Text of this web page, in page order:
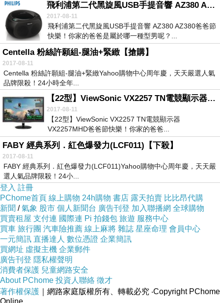
飛利浦第二代黑旋風USB手提音響 AZ380 AZ380【獨家優惠】
2017-08-11
飛利浦第二代黑旋風USB手提音響 AZ380 AZ380爸爸節
快樂！你家的爸爸是屬於哪一種型男呢？...
Centella 粉絲許願組-腿油+緊緻【搶購】
2017-08-11
Centella 粉絲許願組-腿油+緊緻Yahoo購物中心周年慶，天天嚴選人氣
品牌限殺！24小時全年...
【22型】ViewSonic VX2257 TN電競顯示器 VX2257MHD【獨家優惠】
2017-08-11
【22型】ViewSonic VX2257 TN電競顯示器
VX2257MHD爸爸節快樂！你家的爸爸...
FABY 經典系列．紅色爆發力(LCF011)【下殺】
2017-08-11
FABY 經典系列．紅色爆發力(LCF011)Yahoo購物中心周年慶，天天嚴
選人氣品牌限殺！24小...
登入 註冊
PChome首頁 線上購物 24h購物 書店 露天拍賣 比比昂代購
新聞 /氣象 股市 個人新聞台 廣告刊登 加入聯播網 全球購物
買賣租屋 支付連 國際連 Pi 拍錢包 旅遊 服務中心
買車 旅行團 汽車險推薦 線上麻將 雜誌 星座命理 會員中心
一元簡訊 直播達人 數位憑證 企業簡訊
買網址 虛擬主機 企業郵件
廣告刊登 隱私權聲明
消費者保護 兒童網路安全
About PChome 投資人聯絡 徵才
著作權保護 ｜網路家庭版權所有、轉載必究 ‧Copyright PChome
Online